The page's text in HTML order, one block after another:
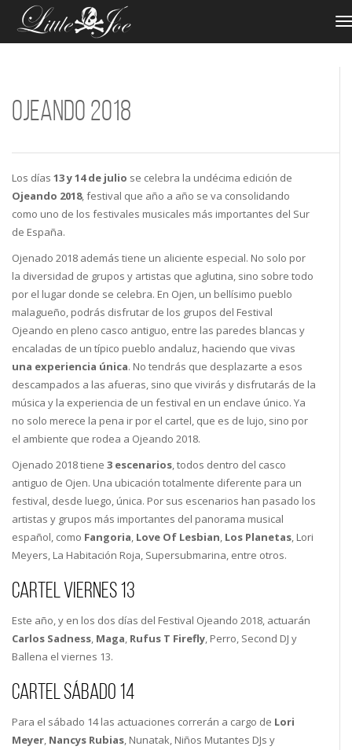
Ojeando 2018
Los días 13 y 14 de julio se celebra la undécima edición de
Ojeando 2018, festival que año a año se va consolidando
como uno de los festivales musicales más importantes del Sur
de España.
Ojenado 2018 además tiene un aliciente especial. No solo por
la diversidad de grupos y artistas que aglutina, sino sobre todo
por el lugar donde se celebra. En Ojen, un bellísimo pueblo
malagueño, podrás disfrutar de los grupos del Festival
Ojeando en pleno casco antiguo, entre las paredes blancas y
encaladas de un típico pueblo andaluz, haciendo que vivas
una experiencia única. No tendrás que desplazarte a esos
descampados a las afueras, sino que vivirás y disfrutarás de la
música y la experiencia de un festival en un enclave único. Ya
no solo merece la pena ir por el cartel, que es de lujo, sino por
el ambiente que rodea a Ojeando 2018.
Ojenado 2018 tiene 3 escenarios, todos dentro del casco
antiguo de Ojen. Una ubicación totalmente diferente para un
festival, desde luego, única. Por sus escenarios han pasado los
artistas y grupos más importantes del panorama musical
español, como Fangoria, Love Of Lesbian, Los Planetas, Lori
Meyers, La Habitación Roja, Supersubmarina, entre otros.
Cartel viernes 13
Este año, y en los dos días del Festival Ojeando 2018, actuarán
Carlos Sadness, Maga, Rufus T Firefly, Perro, Second DJ y
Ballena el viernes 13.
Cartel sábado 14
Para el sábado 14 las actuaciones correrán a cargo de Lori
Meyer, Nancys Rubias, Nunatak, Niños Mutantes DJs y